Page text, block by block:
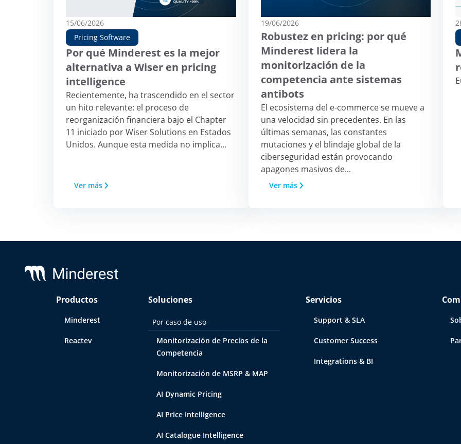
15/06/2026
Pricing Software
Por qué Minderest es la mejor
alternativa a Wiser en pricing
intelligence
Recientemente, ha trascendido en el sector
un hito relevante: el proceso de
reorganización financiera bajo el Chapter
11 iniciado por Wiser Solutions en Estados
Unidos. Aunque esta medida no implica...
Ver más
19/06/2026
Robustez en pricing: por qué
Minderest lidera la
monitorización de la
competencia ante sistemas
antibots
El ecosistema del e-commerce se mueve a
una velocidad sin precedentes. En las
últimas semanas, las constantes
mutaciones y el blindaje global de la
ciberseguridad están provocando
apagones masivos de...
Ver más
Productos
Minderest
Reactev
Soluciones
Por caso de uso
Monitorización de Precios de la
Competencia
Monitorización de MSRP & MAP
AI Dynamic Pricing
AI Price Intelligence
AI Catalogue Intelligence
Servicios
Support & SLA
Customer Success
Integrations & BI